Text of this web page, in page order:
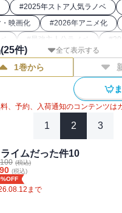
本を加えた『転スラ』本編と
#2025年ストア人気ラノベ
映画化 #2026年アニメ化
# 最強主人公ラノベ #
#2018年アニメ化 #なろう
#転生したらスライムだった件
全て表示する
25件)
1巻から
、予約、入荷通知のコンテンツは
1 2 3
イムだった件10
(税込)
(税込)
まで